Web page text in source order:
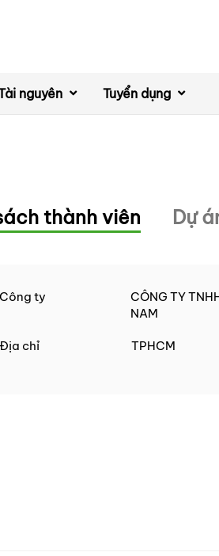
nguyên Tuyển dụng
thành viên Dự
Công ty
CÔNG TY
NAM
Địa chỉ TPHCM